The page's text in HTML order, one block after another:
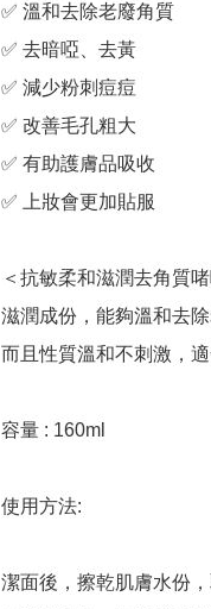
✅ 溫和去除老廢角質
✅ 去暗啞、去黃
✅ 減少粉刺痘痘
✅ 改善毛孔粗大
✅ 有助護膚品吸收
✅ 上妝會更加貼服
＜抗敏柔和滋潤去角質
滋潤成份，能夠溫和去
而且性質溫和不刺激，
容量 : 160ml
使用方法:
潔面後，擦乾肌膚水份